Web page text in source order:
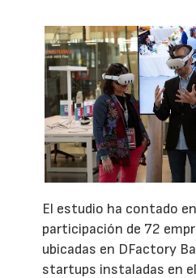
El estudio ha contado
participación de 72
ubicadas en DFactory
startups instaladas en